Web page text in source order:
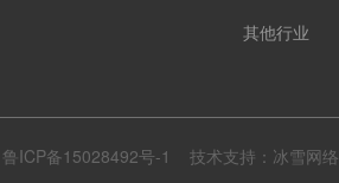
其他行业
鲁ICP备15028492号-1 技术支持：冰雪网络